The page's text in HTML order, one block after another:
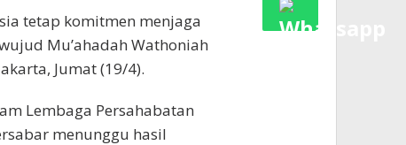
tetap komitmen menjaga
Mu’ahadah Wathoniah
Jumat (19/4).
Lembaga Persahabatan
menunggu hasil